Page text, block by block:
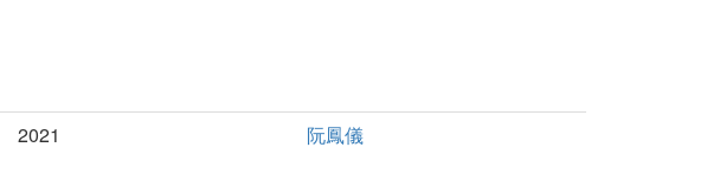
2021 阮鳳儀